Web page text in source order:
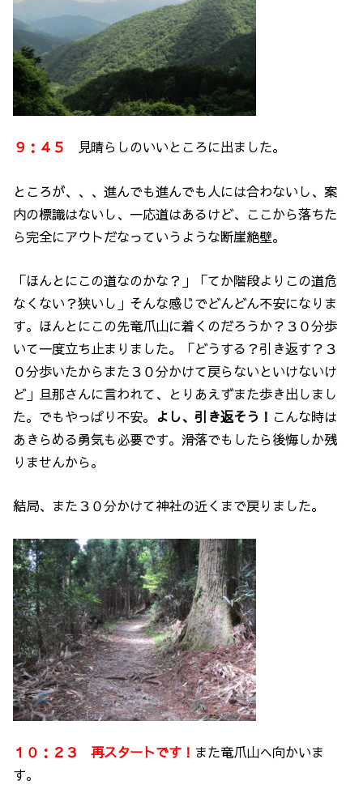
９：４５ 見晴らしのいいところに出ました。
ところが、、、進んでも進んでも人には合わないし、案
内の標識はないし、一応道はあるけど、ここから落ちた
ら完全にアウトだなっていうような断崖絶壁。
「ほんとにこの道なのかな？」「てか階段よりこの道危
なくない？狭いし」そんな感じでどんどん不安になりま
す。ほんとにこの先竜爪山に着くのだろうか？３０分歩
いて一度立ち止まりました。「どうする？引き返す？３
０分歩いたからまた３０分かけて戻らないといけないけ
ど」旦那さんに言われて、とりあえずまた歩き出しまし
た。でもやっぱり不安。 よし、引き返そう！ こんな時は
あきらめる勇気も必要です。滑落でもしたら後悔しか残
りませんから。
結局、また３０分かけて神社の近くまで戻りました。
１０：２３ 再スタートです！ また竜爪山へ向かいま
す。